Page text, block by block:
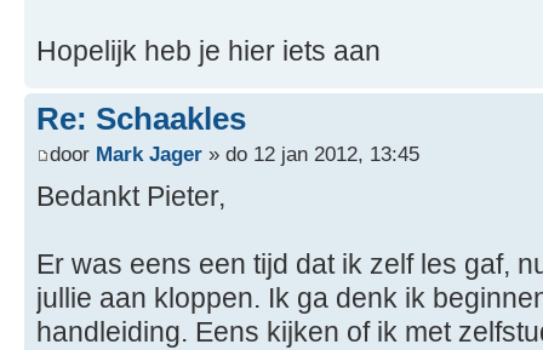
Hopelijk heb je hier iets aan
Re: Schaakles
door Mark Jager » do 12 jan 2012, 13:45
Bedankt Pieter,
Er was eens een tijd dat ik zelf les gaf,
jullie aan kloppen. Ik ga denk ik
handleiding. Eens kijken of ik met